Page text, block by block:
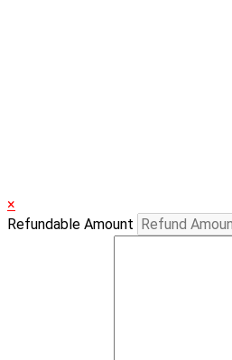
×
Refundable Amount